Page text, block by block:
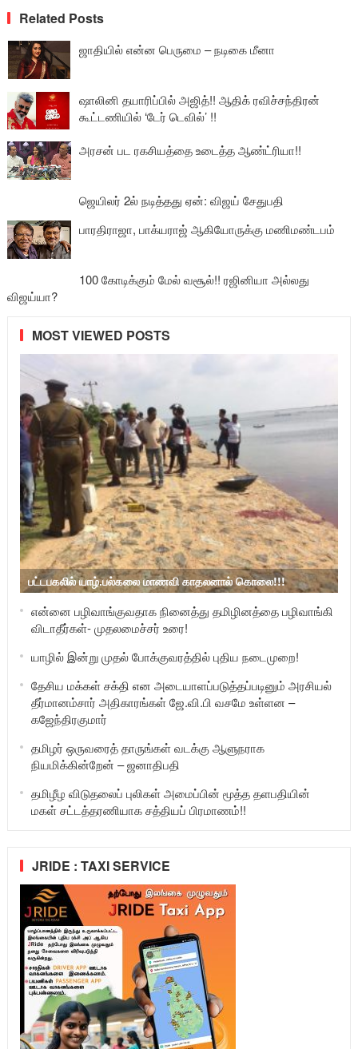
Related Posts
ஜாதியில் என்ன பெருமை – நடிகை மீனா
ஷாலினி தயாரிப்பில் அஜித்!! ஆதிக் ரவிச்சந்திரன்
கூட்டணியில் ‘டேர் டெவில்’ !!
அரசன் பட ரகசியத்தை உடைத்த ஆண்ட்ரியா!!
ஜெயிலர் 2ல் நடித்தது ஏன்: விஜய் சேதுபதி
பாரதிராஜா, பாக்யராஜ் ஆகியோருக்கு மணிமண்டபம்
100 கோடிக்கும் மேல் வசூல்!! ரஜினியா அல்லது
விஜய்யா?
MOST VIEWED POSTS
பட்டபகலில் யாழ்.பல்கலை மாணவி காதலனால் கொலை!!!
என்னை பழிவாங்குவதாக நினைத்து தமிழினத்தை பழிவாங்கி
விடாதீர்கள்- முதலமைச்சர் உரை!
யாழில் இன்று முதல் போக்குவரத்தில் புதிய நடைமுறை!
தேசிய மக்கள் சக்தி என அடையாளப்படுத்தப்படினும் அரசியல்
தீர்மானம்சார் அதிகாரங்கள் ஜே.வி.பி வசமே உள்ளன –
கஜேந்திரகுமார்
தமிழர் ஒருவரைத் தாருங்கள் வடக்கு ஆளுநராக
நியமிக்கின்றேன் – ஜனாதிபதி
தமிழீழ விடுதலைப் புலிகள் அமைப்பின் மூத்த தளபதியின்
மகள் சட்டத்தரணியாக சத்தியப் பிரமாணம்!!
JRIDE : TAXI SERVICE